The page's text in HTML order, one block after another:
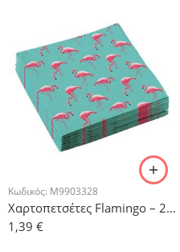
Κωδικός: M9903328
Χαρτοπετσέτες Flamingo – 20τμχ.
1,39 €